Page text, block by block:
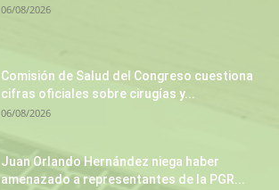
06/08/2026
Comisión de Salud del Congreso cuestiona
cifras oficiales sobre cirugías y...
06/08/2026
Juan Orlando Hernández niega haber
amenazado a representantes de la PGR...